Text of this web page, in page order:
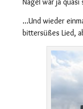
Nagel war ja
…Und wieder
bittersüßes Lied,